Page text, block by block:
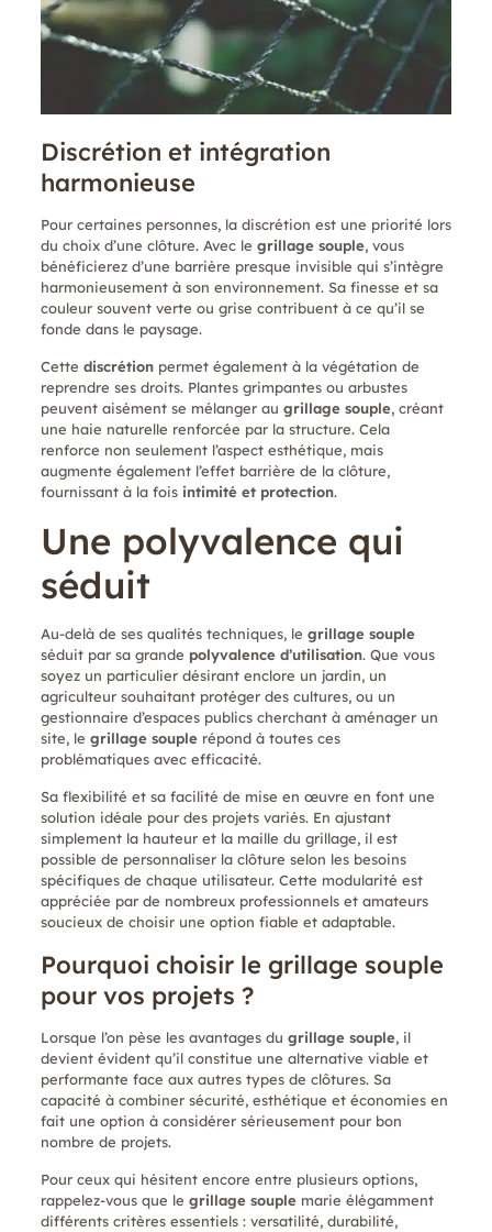
Discrétion et intégration
harmonieuse
Pour certaines personnes, la discrétion est une priorité lors
du choix d’une clôture. Avec le grillage souple, vous
bénéficierez d’une barrière presque invisible qui s’intègre
harmonieusement à son environnement. Sa finesse et sa
couleur souvent verte ou grise contribuent à ce qu’il se
fonde dans le paysage.
Cette discrétionpermet également à la végétation de
reprendre ses droits. Plantes grimpantes ou arbustes
peuvent aisément se mélanger au grillage souple, créant
une haie naturelle renforcée par la structure. Cela
renforce non seulement l’aspect esthétique, mais
augmente également l’effet barrière de la clôture,
fournissant à la fois intimité et protection.
Une polyvalence qui
séduit
Au-delà de ses qualités techniques, le grillage souple
séduit par sa grande polyvalence d’utilisation. Que vous
soyez un particulier désirant enclore un jardin, un
agriculteur souhaitant protéger des cultures, ou un
gestionnaire d’espaces publics cherchant à aménager un
site, le grillage souplerépond à toutes ces
problématiques avec efficacité.
Sa flexibilité et sa facilité de mise en œuvre en font une
solution idéale pour des projets variés. En ajustant
simplement la hauteur et la maille du grillage, il est
possible de personnaliser la clôture selon les besoins
spécifiques de chaque utilisateur. Cette modularité est
appréciée par de nombreux professionnels et amateurs
soucieux de choisir une option fiable et adaptable.
Pourquoi choisir le grillage souple
pour vos projets ?
Lorsque l’on pèse les avantages du grillage souple, il
devient évident qu’il constitue une alternative viable et
performante face aux autres types de clôtures. Sa
capacité à combiner sécurité, esthétique et économies en
fait une option à considérer sérieusement pour bon
nombre de projets.
Pour ceux qui hésitent encore entre plusieurs options,
rappelez-vous que le grillage souplemarie élégamment
différents critères essentiels : versatilité, durabilité,